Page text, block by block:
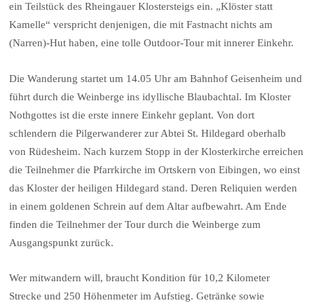
ein Teilstück des Rheingauer Klostersteigs ein. „Klöster statt
Kamelle“ verspricht denjenigen, die mit Fastnacht nichts am
(Narren)-Hut haben, eine tolle Outdoor-Tour mit innerer Einkehr.
Die Wanderung startet um 14.05 Uhr am Bahnhof Geisenheim und
führt durch die Weinberge ins idyllische Blaubachtal. Im Kloster
Nothgottes ist die erste innere Einkehr geplant. Von dort
schlendern die Pilgerwanderer zur Abtei St. Hildegard oberhalb
von Rüdesheim. Nach kurzem Stopp in der Klosterkirche erreichen
die Teilnehmer die Pfarrkirche im Ortskern von Eibingen, wo einst
das Kloster der heiligen Hildegard stand. Deren Reliquien werden
in einem goldenen Schrein auf dem Altar aufbewahrt. Am Ende
finden die Teilnehmer der Tour durch die Weinberge zum
Ausgangspunkt zurück.
Wer mitwandern will, braucht Kondition für 10,2 Kilometer
Strecke und 250 Höhenmeter im Aufstieg. Getränke sowie